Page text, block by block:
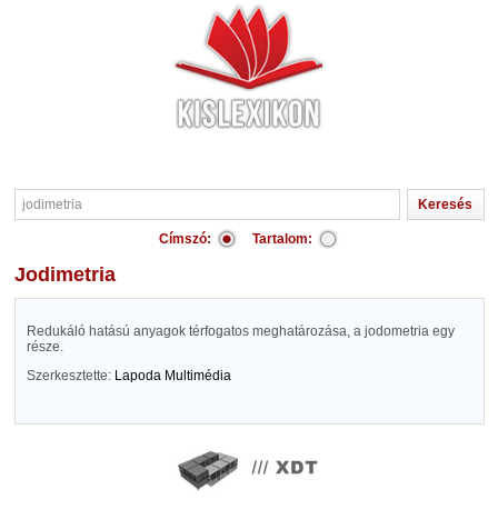
Címszó: Tartalom:
jodimetria
Redukáló hatású anyagok térfogatos meghatározása, a jodometria egy
része.
Szerkesztette: Lapoda Multimédia